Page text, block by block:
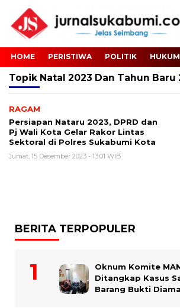
HOME PERISTIWA POLITIK HUKUM
Topik Natal 2023 Dan Tahun Baru
RAGAM
Persiapan Nataru 2023, DPRD dan
Pj Wali Kota Gelar Rakor Lintas
Sektoral di Polres Sukabumi Kota
Jumat, 15 Desember 2023 - 13:01 WIB
BERITA TERPOPULER
Oknum Komite
Ditangkap Kasus
Barang Bukti